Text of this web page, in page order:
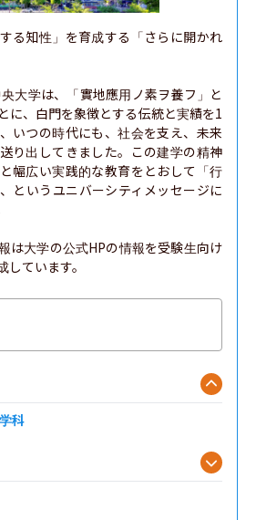
る知性」を育成する「さらに開かれ
大学は、「實地應用ノ素ヲ養フ」と
に、白門を象徴とする伝統と実績を1
いつの時代にも、社会を支え、未来
り出してきました。この建学の精神
幅広い実践的な教育をとおして「行
というユニバーシティメッセージに
は大学の公式HPの情報を受験生向け
ています。
科